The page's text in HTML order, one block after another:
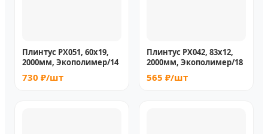
Плинтус PX051, 60х19,
2000мм, Экополимер/14
730 ₽/шт
Плинтус PX042, 83х12,
2000мм, Экополимер/18
565 ₽/шт